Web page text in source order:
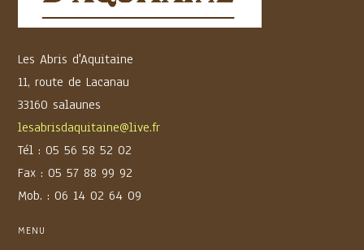
Les Abris d'Aquitaine
11, route de Lacanau
33160 salaunes
lesabrisdaquitaine@live.fr
Tél : 05 56 58 52 02
Fax : 05 57 88 99 92
Mob. : 06 14 02 64 09
MENU